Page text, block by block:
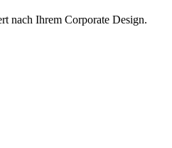
nach Ihrem Corporate Design.